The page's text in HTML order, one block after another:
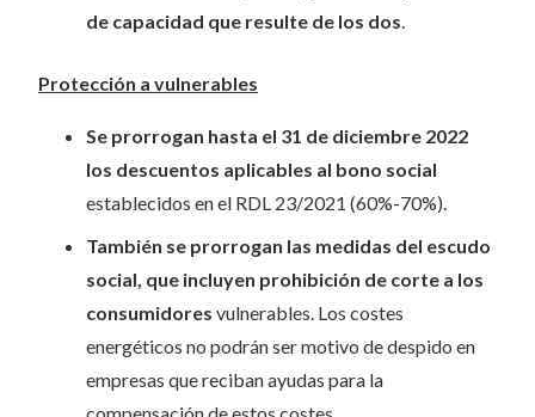
de capacidad que resulte de los dos.
Protección a vulnerables
Se prorrogan hasta el 31 de diciembre 2022
los descuentos aplicables al bono social
establecidos en el RDL 23/2021 (60%-70%).
También se prorrogan las medidas del escudo
social, que incluyen prohibición de corte a los
consumidores vulnerables. Los costes
energéticos no podrán ser motivo de despido en
empresas que reciban ayudas para la